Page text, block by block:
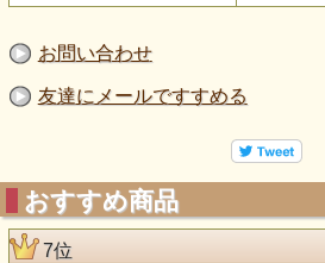
お問い合わせ
友達にメールですすめる
おすすめ商品
7位